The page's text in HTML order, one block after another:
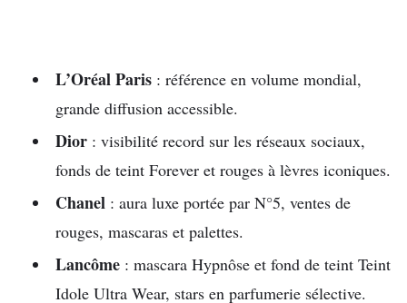
L’Oréal Paris : référence en volume mondial,
grande diffusion accessible.
Dior : visibilité record sur les réseaux sociaux,
fonds de teint Forever et rouges à lèvres iconiques.
Chanel : aura luxe portée par N°5, ventes de
rouges, mascaras et palettes.
Lancôme : mascara Hypnôse et fond de teint Teint
Idole Ultra Wear, stars en parfumerie sélective.